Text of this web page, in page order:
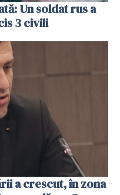
Un soldat rus a
3 civili
a crescut, în zona